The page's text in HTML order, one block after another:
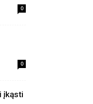
0
0
įkąsti